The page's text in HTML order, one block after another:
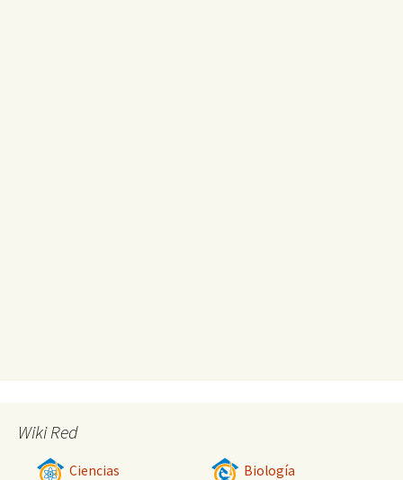
Wiki Red
Ciencias Biología